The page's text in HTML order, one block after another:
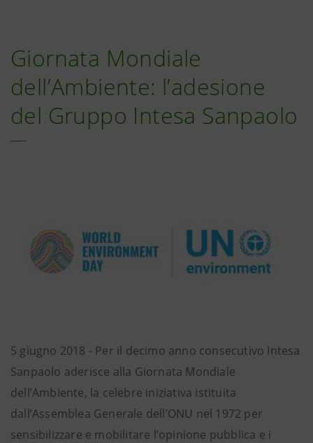
Giornata Mondiale
dell’Ambiente: l’adesione
del Gruppo Intesa Sanpaolo
5 giugno 2018 - Per il decimo anno consecutivo Intesa
Sanpaolo aderisce alla Giornata Mondiale
dell’Ambiente, la celebre iniziativa istituita
dall’Assemblea Generale dell’ONU nel 1972 per
sensibilizzare e mobilitare l’opinione pubblica e i